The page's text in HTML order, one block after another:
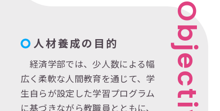
O
b
j
e
c
t
i
人材養成の目的
経済学部では、少人数による幅
広く柔軟な人間教育を通じて、学
生自らが設定した学習プログラム
に基づきながら教職員とともに、